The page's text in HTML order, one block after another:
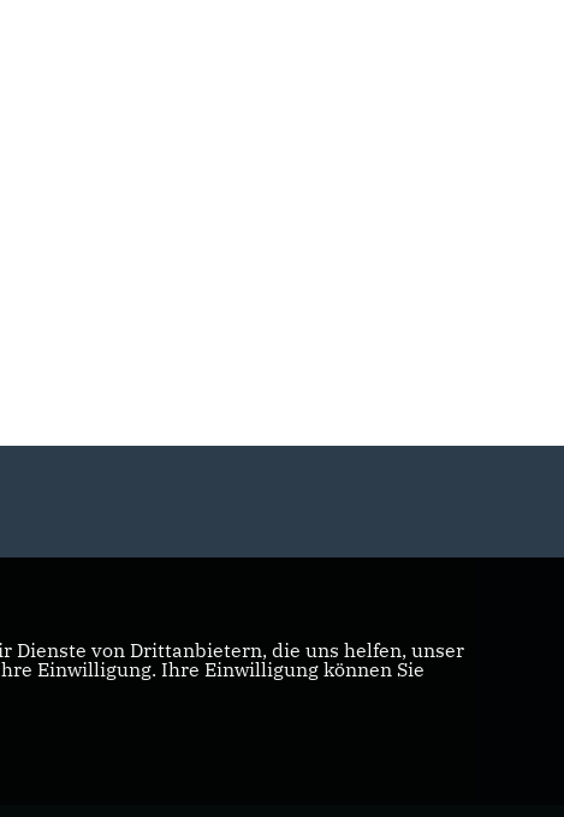
Dienste von Drittanbietern, die uns helfen, unser
Einwilligung. Ihre Einwilligung können Sie